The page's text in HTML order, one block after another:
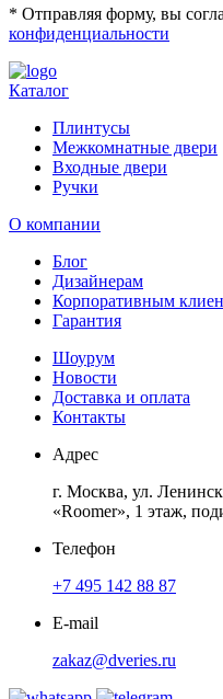
* Отправляя форму, вы
конфиденциальности
Каталог
Плинтусы
Межкомнатные двери
Входные двери
Ручки
О компании
Блог
Дизайнерам
Корпоративным
Гарантия
Шоурум
Новости
Доставка и оплата
Контакты
Адрес
г. Москва, ул.
«Roomer», 1 этаж,
Телефон
+7 495 142 88 87
E-mail
zakaz@dveries.ru